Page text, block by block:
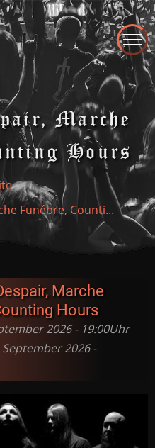
Marche
Hours
Funébre, Counti...
Marche
Hours
2026 - 19:00Uhr
2026 -